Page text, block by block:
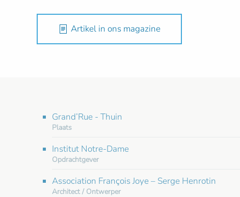
Artikel in ons magazine
Grand’Rue - Thuin
Plaats
Institut Notre-Dame
Opdrachtgever
Association François Joye – Serge Henrotin
Architect / Ontwerper